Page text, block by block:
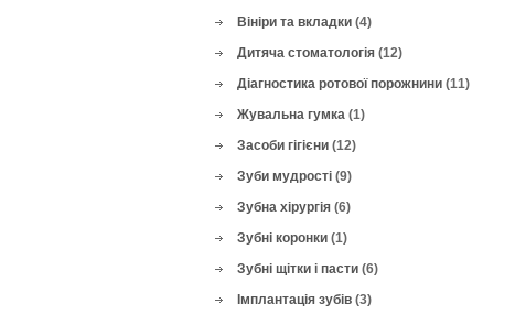
Вініри та вкладки (4)
Дитяча стоматологія (12)
Діагностика ротової порожнини (11)
Жувальна гумка (1)
Засоби гігієни (12)
Зуби мудрості (9)
Зубна хірургія (6)
Зубні коронки (1)
Зубні щітки і пасти (6)
Імплантація зубів (3)